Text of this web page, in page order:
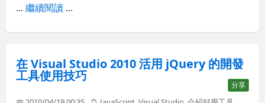
...繼續閱讀 ...
在 Visual Studio 2010 活用 jQuery 的開發
工具使用技巧
分享